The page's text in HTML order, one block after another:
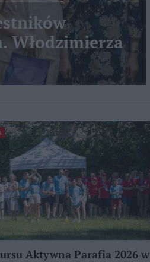
Włodzimierza
Aktywna Parafia 2026 w